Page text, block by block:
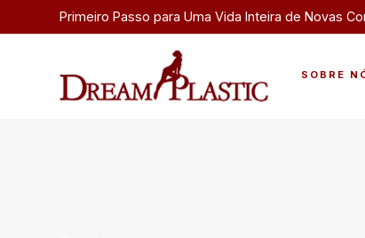
Primeiro Passo para Uma Vida Inteira de Novas
SOBRE